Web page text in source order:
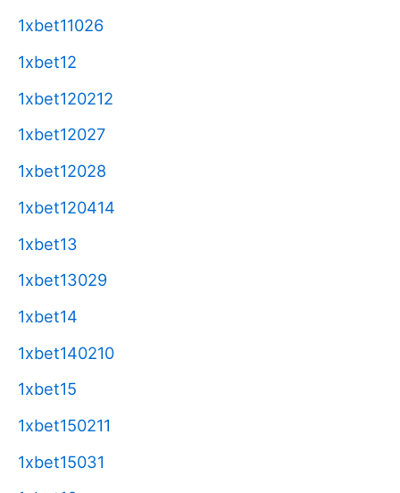
1xbet11026
1xbet12
1xbet120212
1xbet12027
1xbet12028
1xbet120414
1xbet13
1xbet13029
1xbet14
1xbet140210
1xbet15
1xbet150211
1xbet15031